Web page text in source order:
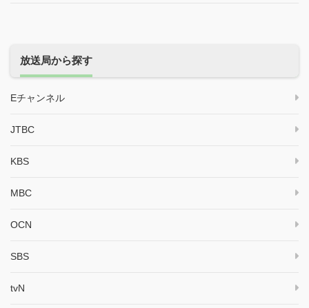
放送局から探す
Eチャンネル
JTBC
KBS
MBC
OCN
SBS
tvN